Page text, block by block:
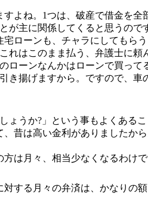
よね。1つは、破産で借金を
が主に関係してくると思うので
ローンも、チャラにしてもら
はこのまま払う、弁護士に頼
ーンなんかはローンで買っ
揚げますから。ですので、
うか?」という事もよくある
昔は高い金利がありましたか
は月々、相当少なくなるわけで
する月々の弁済は、かなりの